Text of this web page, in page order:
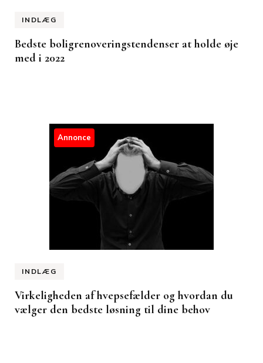
INDLÆG
Bedste boligrenoveringstendenser at holde øje
med i 2022
Annonce
INDLÆG
Virkeligheden af hvepsefælder og hvordan du
vælger den bedste løsning til dine behov